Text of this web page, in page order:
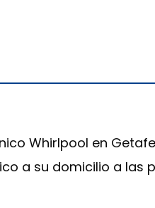
Whirlpool en
a su domicilio a las